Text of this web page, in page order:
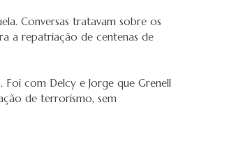
Conversas tratavam sobre os
a repatriação de centenas de
com Delcy e Jorge que Grenell
de terrorismo, sem